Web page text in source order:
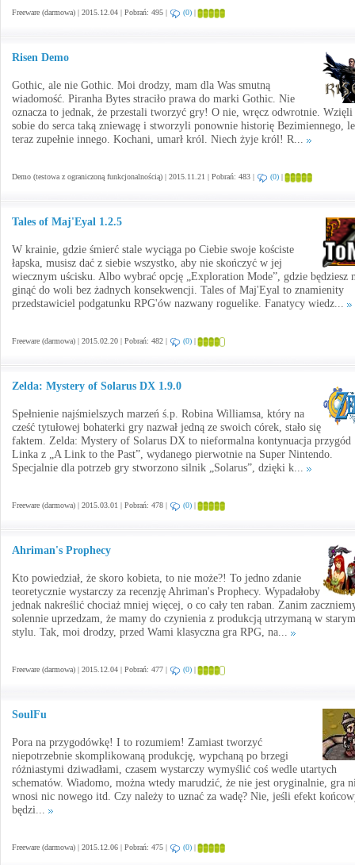
Freeware (darmowa) | 2015.12.04 | Pobrań: 495 | (0) |
Risen Demo
Gothic, ale nie Gothic. Moi drodzy, mam dla Was smutną
wiadomość. Piranha Bytes straciło prawa do marki Gothic. Nie
oznacza to jednak, że przestali tworzyć gry! O nie, wręcz odwrotnie. Wzięli
sobie do serca taką zniewagę i stworzyli ponownie historię Bezimiennego,
teraz zupełnie innego. Kochani, umarł król. Niech żyje król! R...
Demo (testowa z ograniczoną funkcjonalnością) | 2015.11.21 | Pobrań: 483 | (0) |
Tales of Maj'Eyal 1.2.5
W krainie, gdzie śmierć stale wyciąga po Ciebie swoje kościste
łapska, musisz dać z siebie wszystko, aby nie skończyć w jej
wiecznym uścisku. Albo wybrać opcję „Exploration Mode”, gdzie będziesz
ginąć do woli bez żadnych konsekwencji. Tales of Maj'Eyal to znamienity
przedstawiciel podgatunku RPG'ów nazwany roguelike. Fanatycy wiedz...
Freeware (darmowa) | 2015.02.20 | Pobrań: 482 | (0) |
Zelda: Mystery of Solarus DX 1.9.0
Spełnienie najśmielszych marzeń ś.p. Robina Williamsa, który na
cześć tytułowej bohaterki gry nazwał jedną ze swoich córek, stało się
faktem. Zelda: Mystery of Solarus DX to nieformalna kontynuacja przygód
Linka z „A Link to the Past”, wydanego pierwotnie na Super Nintendo.
Specjalnie dla potrzeb gry stworzono silnik „Solarus”, dzięki k...
Freeware (darmowa) | 2015.03.01 | Pobrań: 478 | (0) |
Ahriman's Prophecy
Kto powiedział, że skoro kobieta, to nie może?! To jedno zdanie
teoretycznie wystarczy za recenzję Ahriman's Prophecy. Wypadałoby
jednak nakreślić chociaż mniej więcej, o co cały ten raban. Zanim
solennie uprzedzam, że mamy do czynienia z produkcją utrzymaną w starym
stylu. Tak, moi drodzy, przed Wami klasyczna gra RPG, na...
Freeware (darmowa) | 2015.12.04 | Pobrań: 477 | (0) |
SoulFu
Pora na przygodówkę! I to rozumiem! Zamiast tworzyć
niepotrzebnie skomplikowaną produkcję, wypchaną po brzegi
różniastymi dziwadłami, czasem wystarczy wymyślić coś wedle utartych
schematów. Wiadomo, można wtedy marudzić, że nie jest oryginalnie, gra
wnosi nic nowego itd. Czy należy to uznać za wadę? Nie, jeśli efekt
będzi...
Freeware (darmowa) | 2015.12.06 | Pobrań: 475 | (0) |